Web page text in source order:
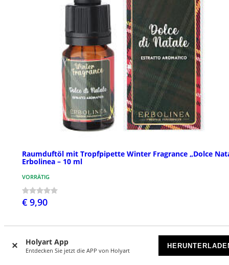
Holyart App
Entdecken Sie jetzt die APP von Holyart
Raumduftöl mit Tropfpipette Winter Fragrance „Dolce
Erbolinea – 10 ml
VORRÄTIG
€ 9,90
NEU